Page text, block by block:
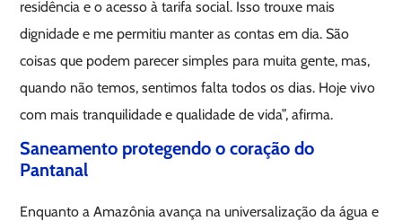
residência e o acesso à tarifa social. Isso trouxe mais
dignidade e me permitiu manter as contas em dia. São
coisas que podem parecer simples para muita gente, mas,
quando não temos, sentimos falta todos os dias. Hoje vivo
com mais tranquilidade e qualidade de vida”, afirma.
Saneamento protegendo o coração do
Pantanal
Enquanto a Amazônia avança na universalização da água e